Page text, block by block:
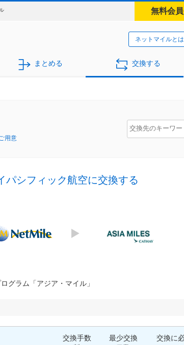
無料会
ネットマイルとは
まとめる 交換する
用意
パシフィック航空に交換する
グラム「アジア・マイル」
交換手数
最少交換
交換に